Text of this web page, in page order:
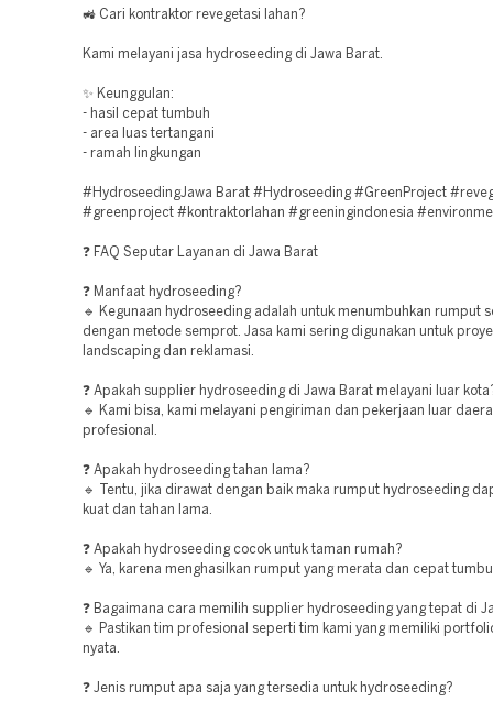
🚜 Cari kontraktor revegetasi lahan?
Kami melayani jasa hydroseeding di Jawa Barat.
✨ Keunggulan:
- hasil cepat tumbuh
- area luas tertangani
- ramah lingkungan
#HydroseedingJawa Barat #Hydroseeding #GreenProject
#greenproject #kontraktorlahan #greeningindonesia
❓ FAQ Seputar Layanan di Jawa Barat
❓ Manfaat hydroseeding?
🔹 Kegunaan hydroseeding adalah untuk menumbuhkan rumput
dengan metode semprot. Jasa kami sering digunakan untuk
landscaping dan reklamasi.
❓ Apakah supplier hydroseeding di Jawa Barat melayani luar
🔹 Kami bisa, kami melayani pengiriman dan pekerjaan luar
profesional.
❓ Apakah hydroseeding tahan lama?
🔹 Tentu, jika dirawat dengan baik maka rumput hydroseeding
kuat dan tahan lama.
❓ Apakah hydroseeding cocok untuk taman rumah?
🔹 Ya, karena menghasilkan rumput yang merata dan cepat
❓ Bagaimana cara memilih supplier hydroseeding yang tepat di
🔹 Pastikan tim profesional seperti tim kami yang memiliki
nyata.
❓ Jenis rumput apa saja yang tersedia untuk hydroseeding?